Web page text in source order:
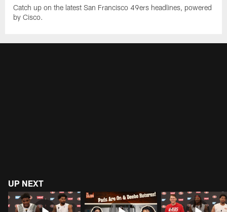
Catch up on the latest San Francisco 49ers headlines, powered
by Cisco.
UP NEXT